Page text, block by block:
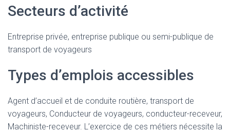
Secteurs d’activité
Entreprise privée, entreprise publique ou semi-publique de
transport de voyageurs
Types d’emplois accessibles
Agent d’accueil et de conduite routière, transport de
voyageurs, Conducteur de voyageurs, conducteur-receveur,
Machiniste-receveur. L’exercice de ces métiers nécessite la